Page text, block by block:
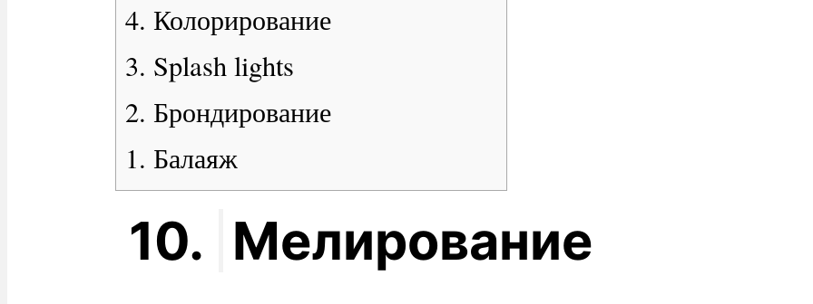
4. Колорирование
3. Splash lights
2. Брондирование
1. Балаяж
10. Мелирование